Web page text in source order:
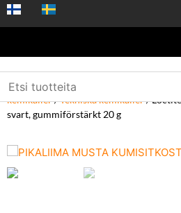
Hem /Maskiner och verktyg
kemikalier/Tekniska kemikalier/
svart, gummiförstärkt 20 g